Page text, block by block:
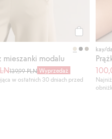
mieszanki modalu
139,99 PLN Wyprzedaż
w ostatnich 30 dniach przed
kay/